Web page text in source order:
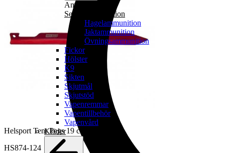
Ammunition
Se alla ammunition
Hagelammunition
Jaktammunition
Övningsammunition
Fickor
Hölster
K9
Sikten
Skjutmål
Skjutstöd
Vapenremmar
Vapentillbehör
Vapenvård
Kläder
Helsport Tent Pegs 19 cm
HS874-124